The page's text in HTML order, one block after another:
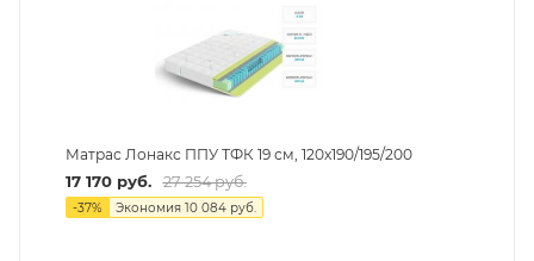
Матрас Лонакс ППУ ТФК 19 см, 120х190/195/200
17 170руб. 27 254руб.
-37% Экономия 10 084руб.